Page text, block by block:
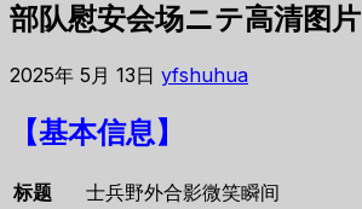
部队慰安会场ニテ高清图片
2025年 5月 13日 yfshuhua
【基本信息】
标题
士兵野外合影微笑瞬间